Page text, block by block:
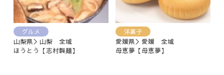
グルメ
山梨県＞山梨 全域
ほうとう【志村製麺】
洋菓子
愛媛県＞愛媛 全域
母恵夢【母恵夢】